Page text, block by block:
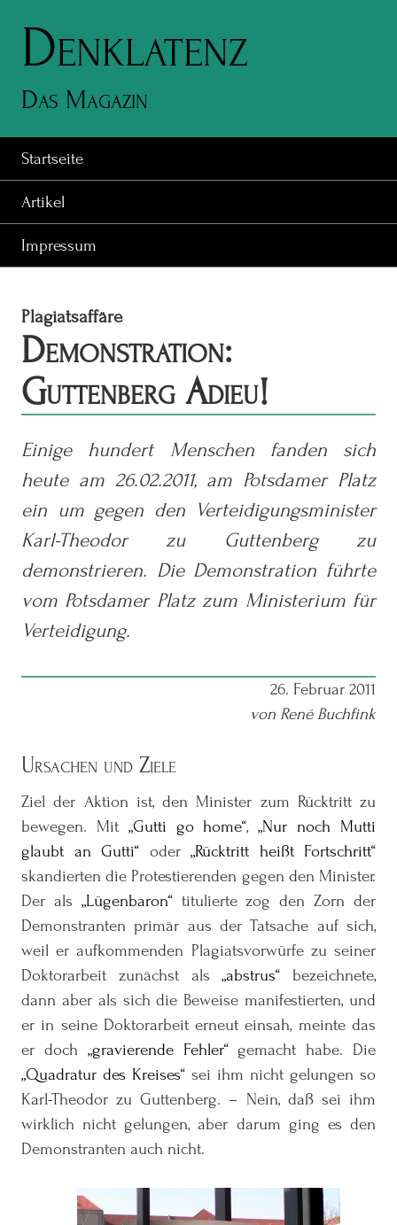
Denklatenz
Das Magazin
Startseite
Artikel
Impressum
Plagiatsaffäre
Demonstration:
Guttenberg Adieu!
Einige hundert Menschen fanden sich
heute am 26.02.2011, am Potsdamer Platz
ein um gegen den Verteidigungsminister
Karl-Theodor zu Guttenberg zu
demonstrieren. Die Demonstration führte
vom Potsdamer Platz zum Ministerium für
Verteidigung.
26. Februar 2011
von René Buchfink
Ursachen und Ziele
Ziel der Aktion ist, den Minister zum Rücktritt zu
bewegen. Mit
Gutti go home , Nur noch Mutti
glaubt an Gutti
oder
Rücktritt heißt Fortschritt
skandierten die Protestierenden gegen den Minister.
Der als
Lügenbaron titulierte zog den Zorn der
Demonstranten primär aus der Tatsache auf sich,
weil er aufkommenden Plagiatsvorwürfe zu seiner
Doktorarbeit zunächst als abstrus
bezeichnete,
dann aber als sich die Beweise manifestierten, und
er in seine Doktorarbeit erneut einsah, meinte das
er doch
gravierende Fehler gemacht habe. Die
Quadratur des Kreises
sei ihm nicht gelungen so
Karl-Theodor zu Guttenberg. – Nein, daß sei ihm
wirklich nicht gelungen, aber darum ging es den
Demonstranten auch nicht.